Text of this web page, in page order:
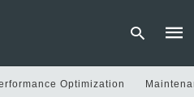
Optimization